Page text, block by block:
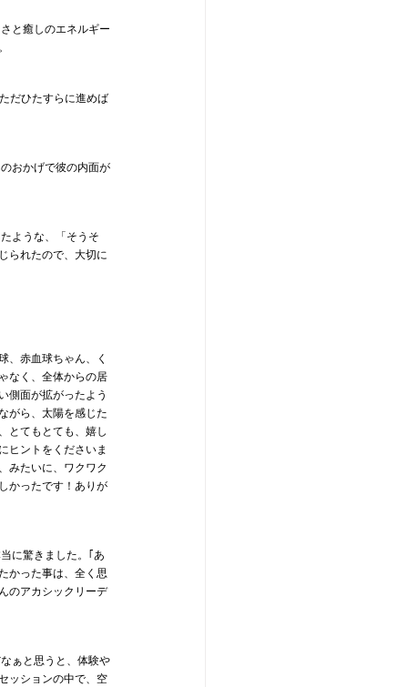
と癒しのエネルギー
だひたすらに進めば
おかげで彼の内面が
ような、「そうそ
られたので、大切に
、赤血球ちゃん、く
なく、全体からの居
側面が拡がったよう
がら、太陽を感じた
とてもとても、嬉し
ヒントをくださいま
みたいに、ワクワク
かったです！ありが
に驚きました。｢あ
かった事は、全く思
のアカシックリーデ
ぁと思うと、体験や
ッションの中で、空